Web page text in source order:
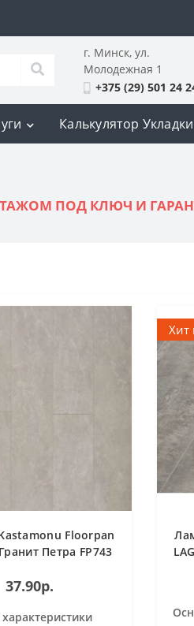
г. Минск, ул.
Молодежная 1
+375 (29) 501 24
Калькулятор Укладки
ПОД КЛЮЧ И
Floorpan
Петра FP743
37.90р.
Хит